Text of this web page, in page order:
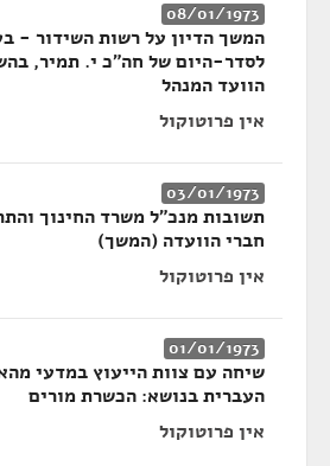
08/01/1973
המשך הדיון על רשות השידור -
לסדר-היום של חה"כ י. תמיר,
הוועד המנהל
אין פרוטוקול
03/01/1973
תשובות מנכ"ל משרד החינוך
חברי הוועדה (המשך)
אין פרוטוקול
01/01/1973
שיחה עם צוות הייעוץ במדעי
העברית בנושא: הכשרת מורים
אין פרוטוקול